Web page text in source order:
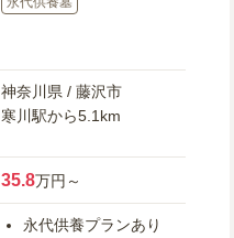
神奈川県 / 藤沢市
寒川 駅から5.1km
35.8万円～
永代供養プランあり